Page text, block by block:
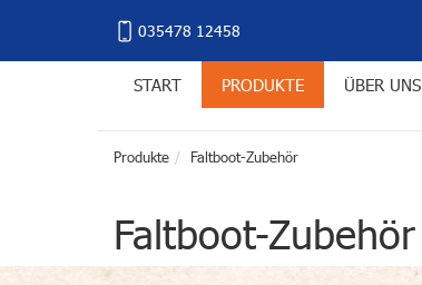
035478 12458
START PRODUKTE ÜBER UNS
Produkte Faltboot-Zubehör
Faltboot-Zubehör